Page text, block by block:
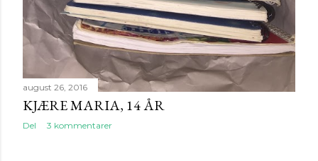
august 26, 2016
KJÆRE MARIA, 14 ÅR
Del 3 kommentarer